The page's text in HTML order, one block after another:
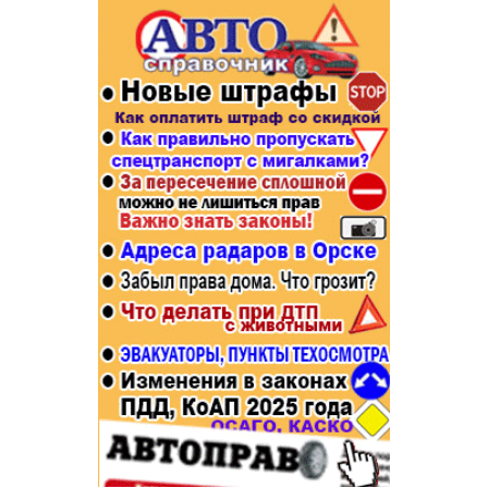
Афиша
Строительство и ремонт
Авто и мото
Рестораны, кафе, бары
Спорт Фитнес
Недвижимость
Красота Косметология
Телекоммуникации и связь
Торговля
Бизнес и финансы
Юристы, Экспертиза, Страхование
Ремонт
Социальные организации
Это интересно
Администрация
Популярное →
Строительство и ремонт